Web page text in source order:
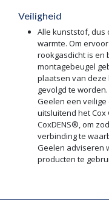
Veiligheid
Alle kunststof, dus
warmte. Om
rookgasdicht is en
montagebeugel
plaatsen van deze
gevolgd te
Geelen een
uitsluitend het
CoxDENS®, om
verbinding te
Geelen adviseren
producten te